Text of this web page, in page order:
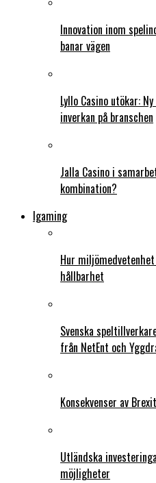
Innovation inom
banar vägen
Lyllo Casino utökar:
inverkan på branschen
Jalla Casino i
kombination?
Igaming
Hur
hållbarhet
Svenska
från NetEnt och
Konsekvenser av
Utländska
möjligheter